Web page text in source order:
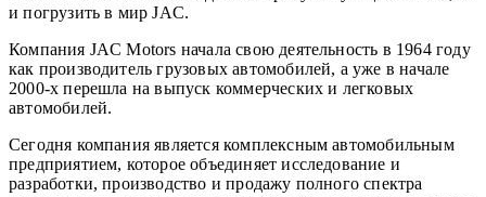
и погрузить в мир JAC.
Компания JAC Motors начала свою деятельность в 1964 году
как производитель грузовых автомобилей, а уже в начале
2000-х перешла на выпуск коммерческих и легковых
автомобилей.
Сегодня компания является комплексным автомобильным
предприятием, которое объединяет исследование и
разработки, производство и продажу полного спектра